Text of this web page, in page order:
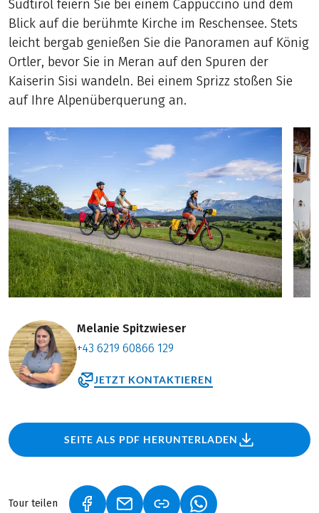
Südtirol feiern Sie bei einem Cappuccino und dem
Blick auf die berühmte Kirche im Reschensee. Stets
leicht bergab genießen Sie die Panoramen auf König
Ortler, bevor Sie in Meran auf den Spuren der
Kaiserin Sisi wandeln. Bei einem Sprizz stoßen Sie
auf Ihre Alpenüberquerung an.
Melanie Spitzwieser
+43 6219 60866 129
JETZT KONTAKTIEREN
SEITE ALS PDF HERUNTERLADEN
Tour teilen (LINK ÖFFNET IN NEUEM TAB)
(LINK ÖFFNET IN NEUEM TAB)
(LINK ÖFFNET IN